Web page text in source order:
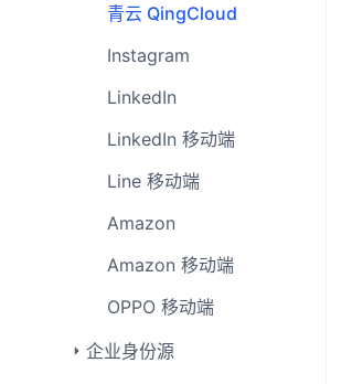
青云 QingCloud
Instagram
LinkedIn
LinkedIn 移动端
Line 移动端
Amazon
Amazon 移动端
OPPO 移动端
企业身份源